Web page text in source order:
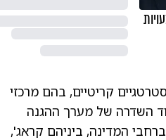
קריטיים, בהם מרכזי
השדרה של מערך ההגנה
המדינה, ביניהם קראג',